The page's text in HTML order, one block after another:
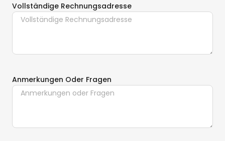
Vollständige Rechnungsadresse
Anmerkungen Oder Fragen